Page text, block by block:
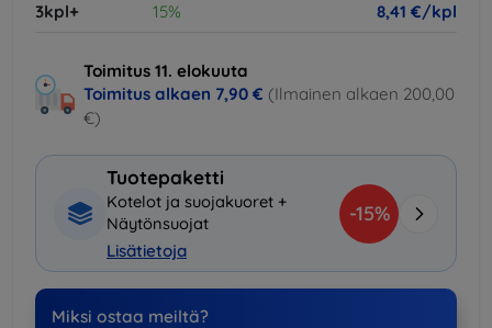
3kpl+
15% 8,41 €/kpl
Toimitus 11. elokuuta
Toimitus alkaen 7,90 € (Ilmainen alkaen 200,00
€)
Tuotepaketti
Kotelot ja suojakuoret +
Näytönsuojat
Lisätietoja
-15%
Miksi ostaa meiltä?